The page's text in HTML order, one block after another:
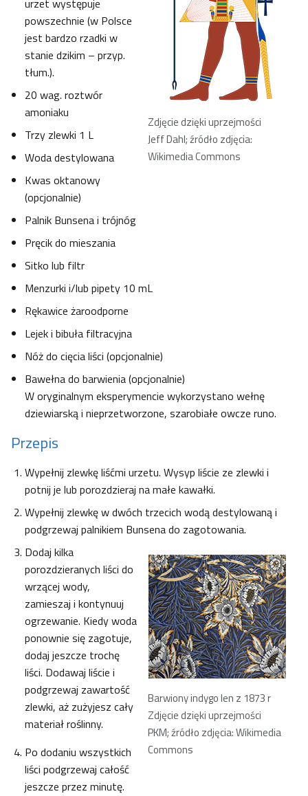
Zdjęcie dzięki uprzejmości
Jeff Dahl; źródło zdjęcia:
Wikimedia Commons
urzet występuje
powszechnie (w Polsce
jest bardzo rzadki w
stanie dzikim – przyp.
tłum.).
20 wag. roztwór
amoniaku
Trzy zlewki 1 L
Woda destylowana
Kwas oktanowy
(opcjonalnie)
Palnik Bunsena i trójnóg
Pręcik do mieszania
Sitko lub filtr
Menzurki i/lub pipety 10 mL
Rękawice żaroodporne
Lejek i bibuła filtracyjna
Nóż do cięcia liści (opcjonalnie)
Bawełna do barwienia (opcjonalnie)
W oryginalnym eksperymencie wykorzystano wełnę
dziewiarską i nieprzetworzone, szarobiałe owcze runo.
Przepis
Wypełnij zlewkę liśćmi urzetu. Wysyp liście ze zlewki i
potnij je lub porozdzieraj na małe kawałki.
Wypełnij zlewkę w dwóch trzecich wodą destylowaną i
podgrzewaj palnikiem Bunsena do zagotowania.
Barwiony indygo len z 1873 r
Zdjęcie dzięki uprzejmości
PKM; źródło zdjęcia: Wikimedia
Commons
Dodaj kilka
porozdzieranych liści do
wrzącej wody,
zamieszaj i kontynuuj
ogrzewanie. Kiedy woda
ponownie się zagotuje,
dodaj jeszcze trochę
liści. Dodawaj liście i
podgrzewaj zawartość
zlewki, aż zużyjesz cały
materiał roślinny.
Po dodaniu wszystkich
liści podgrzewaj całość
jeszcze przez minutę.